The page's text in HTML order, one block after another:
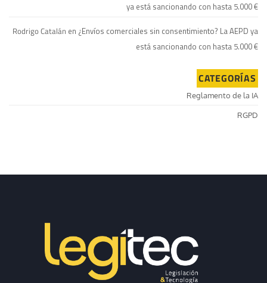
ya está sancionando con hasta 5.000 €
Rodrigo Catalán en ¿Envíos comerciales sin consentimiento? La AEPD ya
está sancionando con hasta 5.000 €
CATEGORÍAS
Reglamento de la IA
RGPD